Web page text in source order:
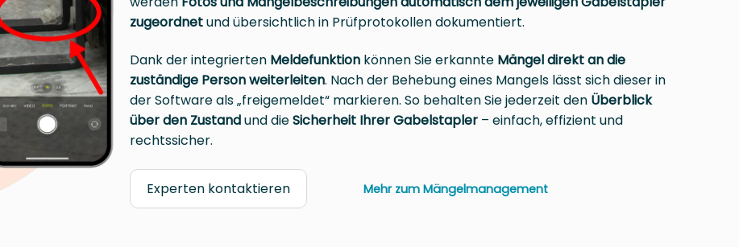
zugeordnetund übersichtlich in Prüfprotokollen dokumentiert.
Dank der integrierten Meldefunktion können Sie erkannte Mängel direkt an die
zuständige Person weiterleiten. Nach der Behebung eines Mangels lässt sich dieser in
der Software als „freigemeldet“ markieren. So behalten Sie jederzeit den Überblick
über den Zustandund dieSicherheit Ihrer Gabelstapler – einfach, effizient und
rechtssicher.
Experten kontaktieren Mehr zum Mängelmanagement